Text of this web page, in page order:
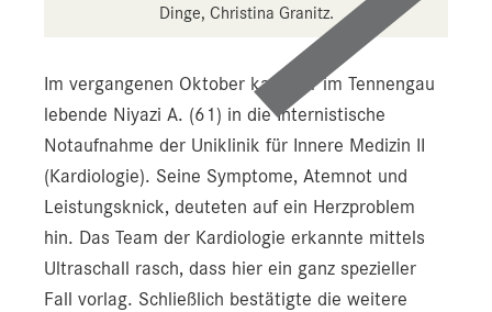
Dinge, Christina Granitz.
Im vergangenen Oktober kam der im Tennengau
lebende Niyazi A. (61) in die Internistische
Notaufnahme der Uniklinik für Innere Medizin II
(Kardiologie). Seine Symptome, Atemnot und
Leistungsknick, deuteten auf ein Herzproblem
hin. Das Team der Kardiologie erkannte mittels
Ultraschall rasch, dass hier ein ganz spezieller
Fall vorlag. Schließlich bestätigte die weitere